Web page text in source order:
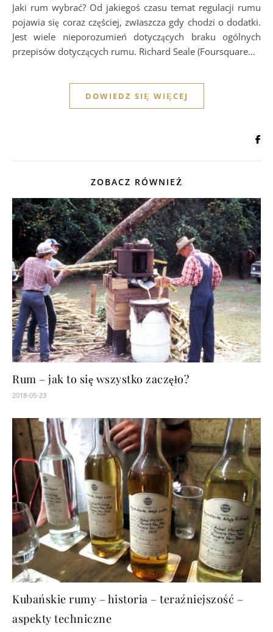
Jaki rum wybrać? Od jakiegoś czasu temat regulacji rumu
pojawia się coraz częściej, zwłaszcza gdy chodzi o dodatki.
Jest wiele nieporozumień dotyczących braku ogólnych
przepisów dotyczących rumu. Richard Seale (Foursquare…
DOWIEDZ SIĘ WIĘCEJ
ZOBACZ RÓWNIEŻ
Rum – jak to się wszystko zaczęło?
2018-05-23
Kubańskie rumy – historia – teraźniejszość –
aspekty techniczne